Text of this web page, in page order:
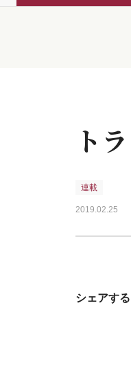
ト
連載
2019.02.25
シェアする